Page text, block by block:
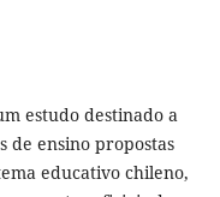
estudo destinado a
de ensino propostas
educativo chileno,